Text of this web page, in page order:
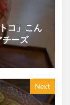
コ」こん
チーズ
Next